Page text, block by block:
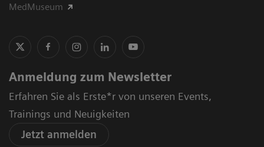
MedMuseum
Anmeldung zum Newsletter
Erfahren Sie als Erste*r von unseren Events,
Trainings und Neuigkeiten
Jetzt anmelden